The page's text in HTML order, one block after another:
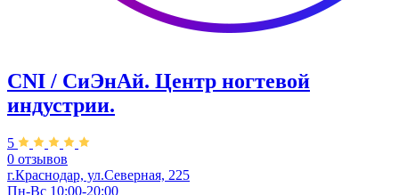
CNI / СиЭнАй. Центр ногтевой
индустрии.
5
0 отзывов
г.Краснодар, ул.Северная, 225
Пн-Вс 10:00-20:00